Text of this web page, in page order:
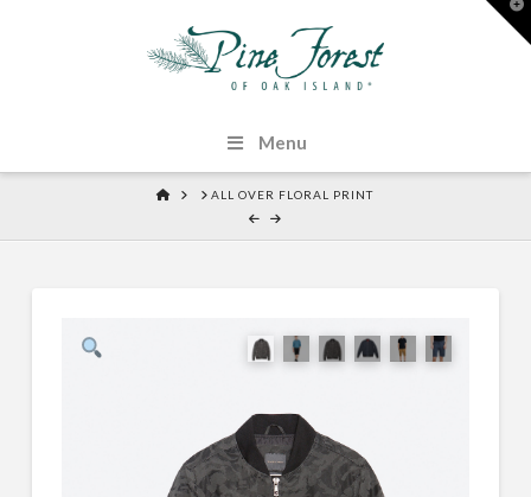
Menu
HOME ALL OVER FLORAL PRINT